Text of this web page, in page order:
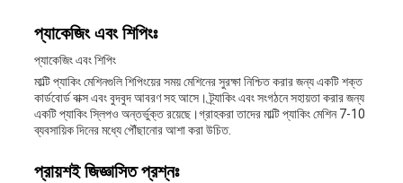
প্যাকেজিং এবং শিপিংঃ
প্যাকেজিং এবং শিপিং
মাল্টি প্যাকিং মেশিনগুলি শিপিংয়ের সময় মেশিনের সুরক্ষা নিশ্চিত করার জন্য একটি শক্ত
কার্ডবোর্ড বাক্স এবং বুদবুদ আবরণ সহ আসে। ট্র্যাকিং এবং সংগঠনে সহায়তা করার জন্য
একটি প্যাকিং স্লিপও অন্তর্ভুক্ত রয়েছে।গ্রাহকরা তাদের মাল্টি প্যাকিং মেশিন 7-10
ব্যবসায়িক দিনের মধ্যে পৌঁছানোর আশা করা উচিত.
প্রায়শই জিজ্ঞাসিত প্রশ্নঃ